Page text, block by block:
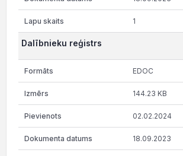
1
Dalībnieku reģistrs
EDOC
144.23 KB
02.02.2024
18.09.2023